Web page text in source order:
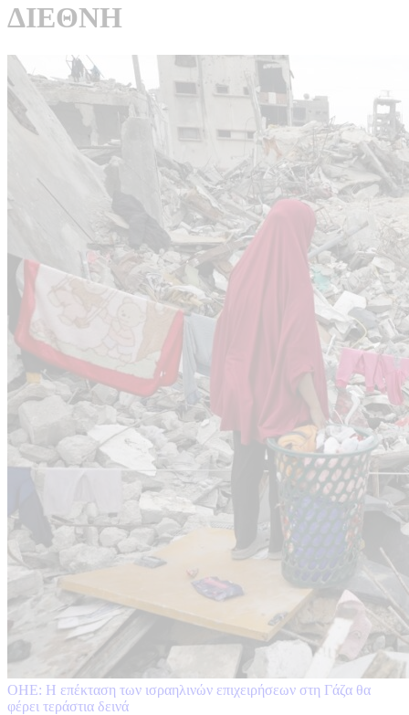
ΔΙΕΘΝΗ
ΟΗΕ: Η επέκταση των ισραηλινών επιχειρήσεων στη Γάζα θα
φέρει τεράστια δεινά